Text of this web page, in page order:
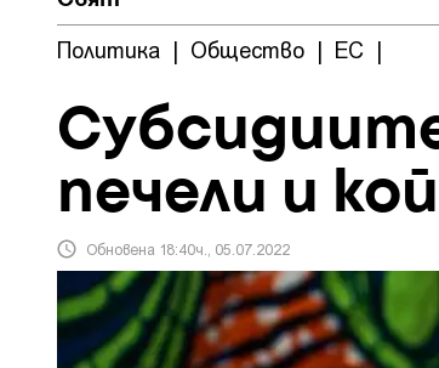
Политика | Общество | ЕС |
печели и
Обновена 18:40ч., 05.07.2022